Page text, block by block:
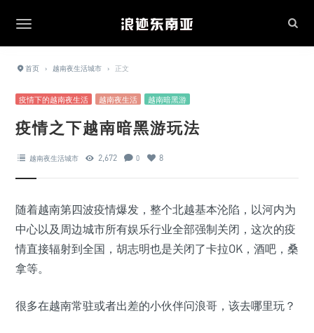
首页 › 越南夜生活城市 › 正文
疫情下的越南夜生活 越南夜生活 越南暗黑游
疫情之下越南暗黑游玩法
越南夜生活城市 2,672 0 8
随着越南第四波疫情爆发，整个北越基本沦陷，以河内为
中心以及周边城市所有娱乐行业全部强制关闭，这次的疫
情直接辐射到全国，胡志明也是关闭了卡拉OK，酒吧，桑
拿等。
很多在越南常驻或者出差的小伙伴问浪哥，该去哪里玩？